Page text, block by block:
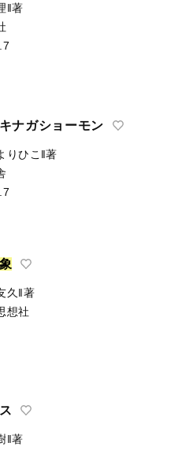
‖著
ナガショーモン
りひこ‖著
久‖著
想社
‖著